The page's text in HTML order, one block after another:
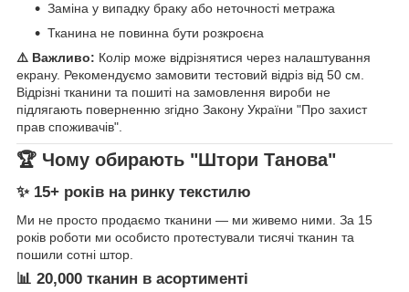
Заміна у випадку браку або неточності метража
Тканина не повинна бути розкроєна
⚠️ Важливо: Колір може відрізнятися через налаштування
екрану. Рекомендуємо замовити тестовий відріз від 50 см.
Відрізні тканини та пошиті на замовлення вироби не
підлягають поверненню згідно Закону України "Про захист
прав споживачів".
🏆 Чому обирають "Штори Танова"
✨ 15+ років на ринку текстилю
Ми не просто продаємо тканини — ми живемо ними. За 15
років роботи ми особисто протестували тисячі тканин та
пошили сотні штор.
📊 20,000 тканин в асортименті